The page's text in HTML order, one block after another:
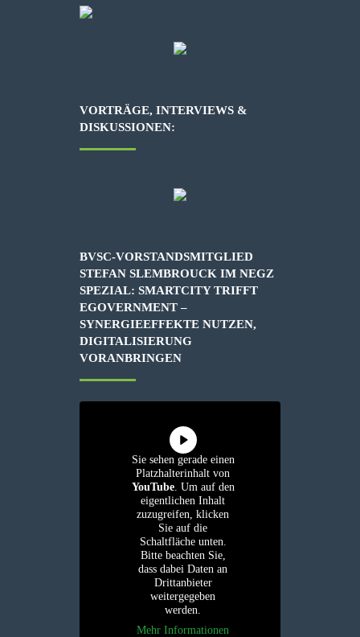
VORTRÄGE, INTERVIEWS &
DISKUSSIONEN:
BVSC-VORSTANDSMITGLIED
STEFAN SLEMBROUCK IM NEGZ
SPEZIAL: SMARTCITY TRIFFT
EGOVERNMENT –
SYNERGIEEFFEKTE NUTZEN,
DIGITALISIERUNG
VORANBRINGEN
Sie sehen gerade einen
Platzhalterinhalt von
YouTube. Um auf den
eigentlichen Inhalt
zuzugreifen, klicken
Sie auf die
Schaltfläche unten.
Bitte beachten Sie,
dass dabei Daten an
Drittanbieter
weitergegeben
werden.
Mehr Informationen